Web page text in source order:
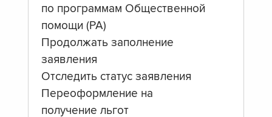
по программам Общественной
помощи (PA)
Продолжать заполнение
заявления
Отследить статус заявления
Переоформление на
получение льгот